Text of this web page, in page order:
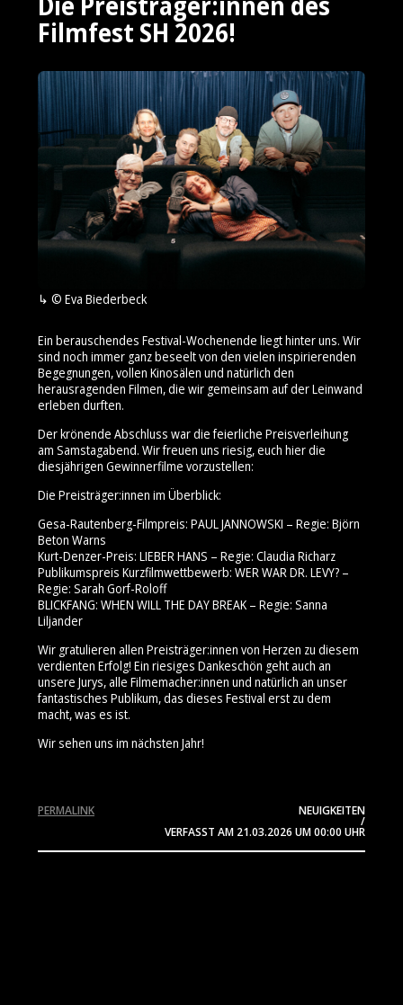
Filmfest SH 2026!
© Eva Biederbeck
Ein berauschendes Festival-Wochenende liegt hinter uns. Wir
sind noch immer ganz beseelt von den vielen inspirierenden
Begegnungen, vollen Kinosälen und natürlich den
herausragenden Filmen, die wir gemeinsam auf der Leinwand
erleben durften.
Der krönende Abschluss war die feierliche Preisverleihung
am Samstagabend. Wir freuen uns riesig, euch hier die
diesjährigen Gewinnerfilme vorzustellen:
Die Preisträger:innen im Überblick:
Gesa-Rautenberg-Filmpreis: PAUL JANNOWSKI – Regie: Björn
Beton Warns
Kurt-Denzer-Preis: LIEBER HANS – Regie: Claudia Richarz
Publikumspreis Kurzfilmwettbewerb: WER WAR DR. LEVY? –
Regie: Sarah Gorf-Roloff
BLICKFANG: WHEN WILL THE DAY BREAK – Regie: Sanna
Liljander
Wir gratulieren allen Preisträger:innen von Herzen zu diesem
verdienten Erfolg! Ein riesiges Dankeschön geht auch an
unsere Jurys, alle Filmemacher:innen und natürlich an unser
fantastisches Publikum, das dieses Festival erst zu dem
macht, was es ist.
Wir sehen uns im nächsten Jahr!
NEUIGKEITEN
/
VERFASST AM 21.03.2026 UM 00:00 UHR
PERMALINK